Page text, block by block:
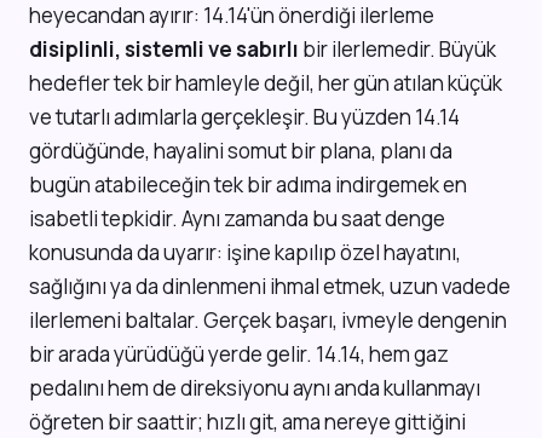
heyecandan ayırır: 14.14'ün önerdiği ilerleme
disiplinli, sistemli ve sabırlı bir ilerlemedir. Büyük
hedefler tek bir hamleyle değil, her gün atılan küçük
ve tutarlı adımlarla gerçekleşir. Bu yüzden 14.14
gördüğünde, hayalini somut bir plana, planı da
bugün atabileceğin tek bir adıma indirgemek en
isabetli tepkidir. Aynı zamanda bu saat denge
konusunda da uyarır: işine kapılıp özel hayatını,
sağlığını ya da dinlenmeni ihmal etmek, uzun vadede
ilerlemeni baltalar. Gerçek başarı, ivmeyle dengenin
bir arada yürüdüğü yerde gelir. 14.14, hem gaz
pedalını hem de direksiyonu aynı anda kullanmayı
öğreten bir saattir; hızlı git, ama nereye gittiğini